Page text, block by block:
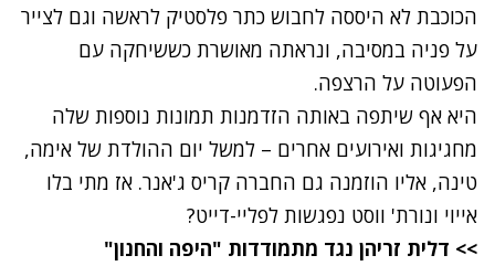
הכוכבת לא היססה לחבוש כתר פלסטיק לראשה וגם לצייר
על פניה במסיבה, ונראתה מאושרת כששיחקה עם
הפעוטה על הרצפה.
היא אף שיתפה באותה הזדמנות תמונות נוספות שלה
מחגיגות ואירועים אחרים – למשל יום ההולדת של אימה,
טינה, אליו הוזמנה גם החברה קריס ג'אנר. אז מתי בלו
אייוי ונורת' ווסט נפגשות לפליי-דייט?
>> דלית זריהן נגד מתמודדות "היפה והחנון"